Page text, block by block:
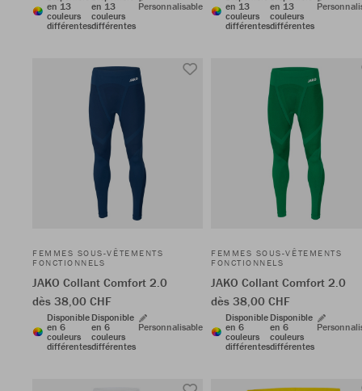
en 13
couleurs
différentes
en 13
couleurs
différentes
Personnalisable
en 13
couleurs
différentes
en 13
couleurs
différentes
FEMMES SOUS-VÊTEMENTS
FONCTIONNELS
JAKO Collant Comfort 2.0
dès 38,00 CHF
Disponible
en 6
couleurs
différentes
Disponible
en 6
couleurs
différentes
Personnalisable
FEMMES SOUS-VÊTEMENTS
FONCTIONNELS
JAKO Collant Comfort 2.0
dès 38,00 CHF
Disponible
en 6
couleurs
différentes
Disponible
en 6
couleurs
différentes